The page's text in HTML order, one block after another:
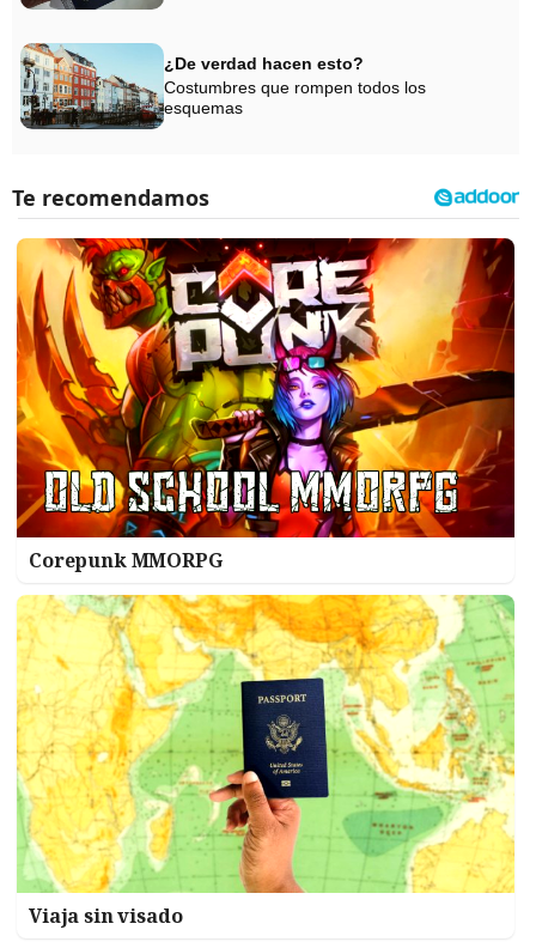
¿De verdad hacen esto?
Costumbres que rompen todos los
esquemas
Corepunk MMORPG
Viaja sin visado